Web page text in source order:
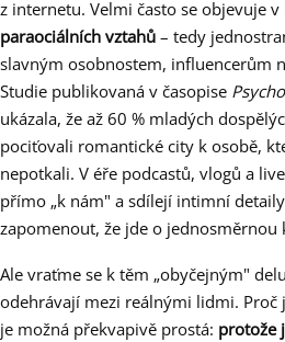
z internetu. Velmi často se objevuje
paraociálních vztahů – tedy
slavným osobnostem, influencerům
Studie publikovaná v časopise
ukázala, že až 60 % mladých
pociťovali romantické city k osobě,
nepotkali. V éře podcastů, vlogů a
přímo „k nám" a sdílejí intimní
zapomenout, že jde o jednosměrnou
Ale vraťme se k těm „obyčejným"
odehrávají mezi reálnými lidmi. Proč
je možná překvapivě prostá: protože